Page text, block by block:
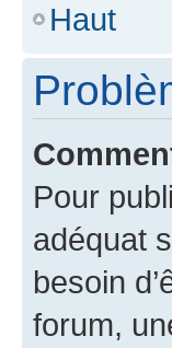
Haut
Pour
adéquat
besoin
forum,